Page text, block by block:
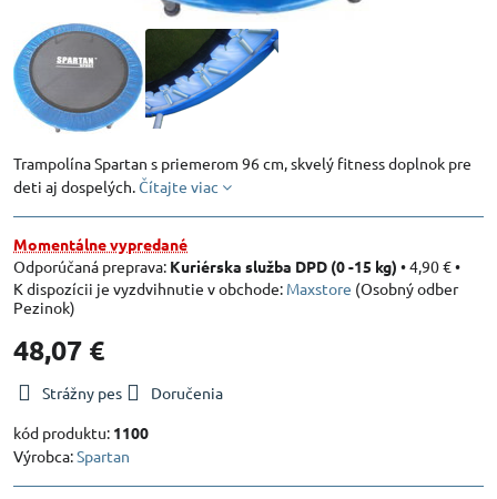
Trampolína Spartan s priemerom 96 cm, skvelý fitness doplnok pre
deti aj dospelých.Čítajte viac
Momentálne vypredané
Kuriérska služba DPD (0 -15 kg) •4,90 €•
Maxstore (Osobný odber
Pezinok)
48,07 €
Strážny pes
Doručenia
kód produktu: 1100
Výrobca:Spartan